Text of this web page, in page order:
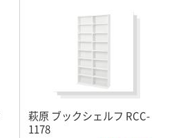
萩原 ブックシェルフ RCC-
1178